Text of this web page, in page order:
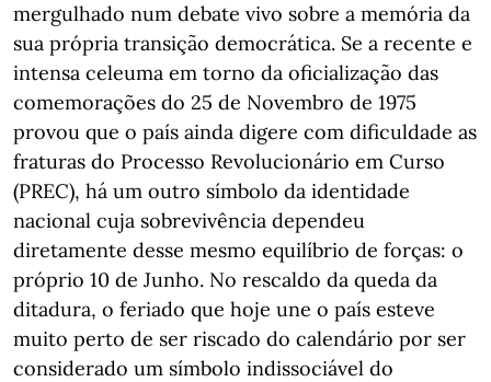
mergulhado num debate vivo sobre a memória da
sua própria transição democrática. Se a recente e
intensa celeuma em torno da oficialização das
comemorações do 25 de Novembro de 1975
provou que o país ainda digere com dificuldade as
fraturas do Processo Revolucionário em Curso
(PREC), há um outro símbolo da identidade
nacional cuja sobrevivência dependeu
diretamente desse mesmo equilíbrio de forças: o
próprio 10 de Junho. No rescaldo da queda da
ditadura, o feriado que hoje une o país esteve
muito perto de ser riscado do calendário por ser
considerado um símbolo indissociável do